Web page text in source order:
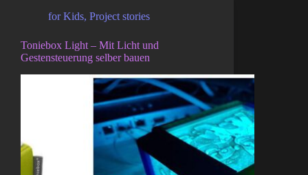
for Kids, Project stories
Toniebox Light – Mit Licht und
Gestensteuerung selber bauen